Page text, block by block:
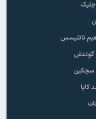
چلیک
تاتلیسس
گوندش
سچکین
کایا